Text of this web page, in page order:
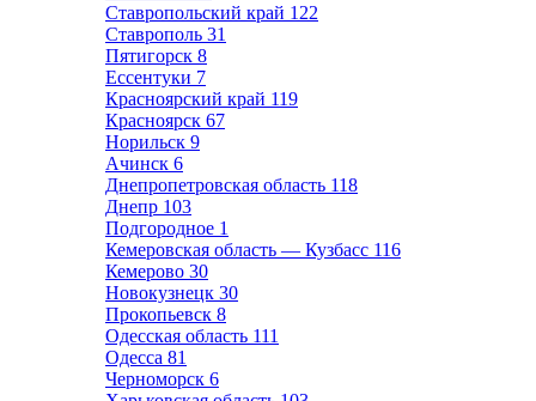
Ставропольский край 122
Ставрополь 31
Пятигорск 8
Ессентуки 7
Красноярский край 119
Красноярск 67
Норильск 9
Ачинск 6
Днепропетровская область 118
Днепр 103
Подгородное 1
Кемеровская область — Кузбасс 116
Кемерово 30
Новокузнецк 30
Прокопьевск 8
Одесская область 111
Одесса 81
Черноморск 6